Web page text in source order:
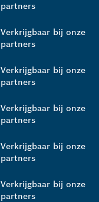
partners
Verkrijgbaar bij onze
partners
Verkrijgbaar bij onze
partners
Verkrijgbaar bij onze
partners
Verkrijgbaar bij onze
partners
Verkrijgbaar bij onze
partners